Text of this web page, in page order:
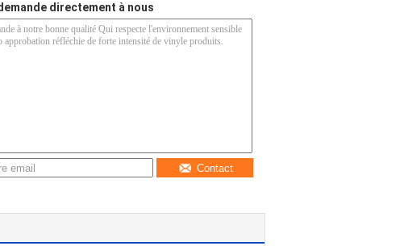
directement à nous
Contact